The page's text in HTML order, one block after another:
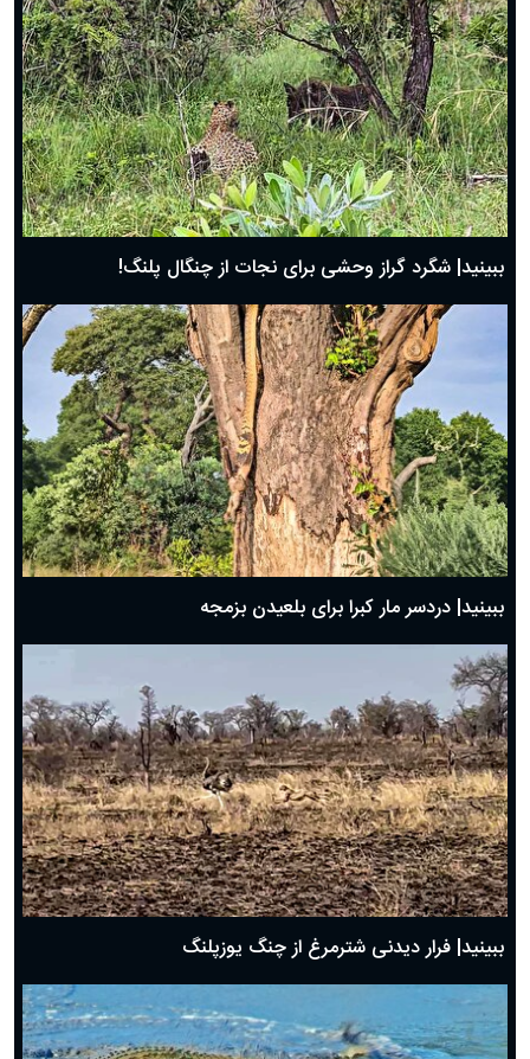
ببینید| شگرد گراز وحشی برای نجات از چنگال پلنگ!
ببینید| دردسر مار کبرا برای بلعیدن بزمجه
ببینید| فرار دیدنی شترمرغ از چنگ یوزپلنگ